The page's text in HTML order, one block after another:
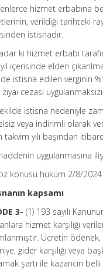
hizmet erbabına
verildiği tarihteki
istisnadır.
ki hizmet erbabı
içerisinde elden
istisna edilen verginin
ziyaı cezası
istisna nedeniyle
veya indirimli olarak
takvim yılı başından
uygulanmasına
konusu hüküm 2/8/
kapsamı
3-(1) 193 sayılı
hizmet karşılığı
Ücretin
gider karşılığı veya
şartı ile kazancın